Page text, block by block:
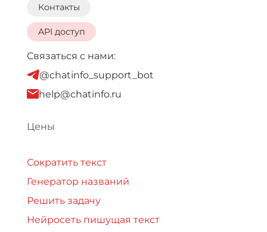
Контакты
API доступ
Связаться с нами:
@chatinfo_support_bot
help@chatinfo.ru
Цены
Сократить текст
Генератор названий
Решить задачу
Нейросеть пишущая текст